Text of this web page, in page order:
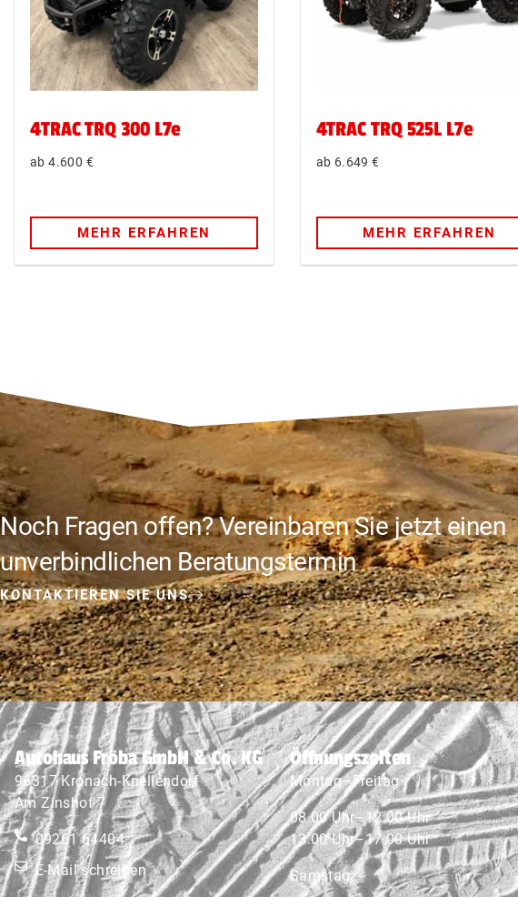
4TRAC TRQ 300 L7e
4.600 €
MEHR ERFAHREN
4TRAC TRQ 525L L7e
6.649€
MEHR ERFAHREN
Noch Fragen offen? Vereinbaren Sie jetzt einen
unverbindlichen Beratungstermin
KONTAKTIEREN SIE UNS
Autohaus Fröba GmbH & Co. KG
96317 Kronach-Knellendorf
Am Zinshof 7
09261 64404
E-Mail schreiben
Öffnungszeiten
Montag–Freitag
08.00 Uhr–12.00 Uhr
13.00 Uhr–17.00 Uhr
Samstag